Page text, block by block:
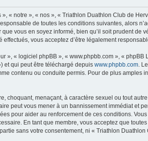
« notre », « nos », « Triathlon Duathlon Club de
de toutes les conditions suivantes, alors
vous en soyez informé, bien qu’il soit prudent
vous acceptez d’être légalement
», « logiciel phpBB », « www.phpbb.com », «
et qui peut être téléchargé depuis www.phpbb.com.
contenu ou conduite permis. Pour de plus amples
choquant, menaçant, à caractère sexuel ou tout
peut vous mener à un bannissement immédiat et
pour aider au renforcement de ces conditions.
En tant que membre, vous acceptez que
sans votre consentement, ni « Triathlon